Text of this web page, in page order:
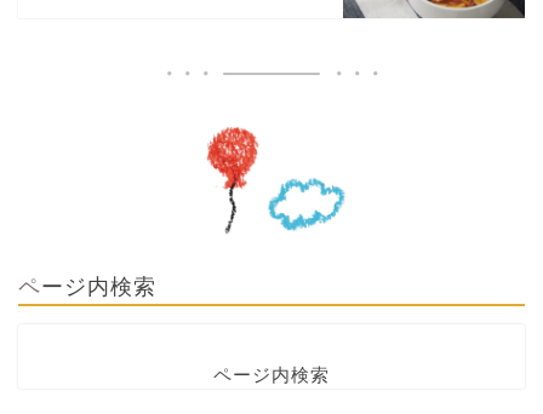
ページ内検索
ページ内検索